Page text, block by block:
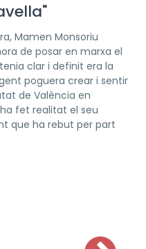
Mamen Monsoriu
de posar en marxa el
clar i definit era la
poguera crear i sentir
de València en
fet realitat el seu
que ha rebut per part